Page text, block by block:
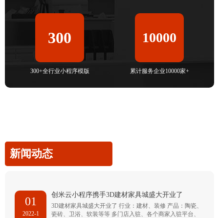
300
300+全行业小程序模版
10000
累计服务企业10000家+
新闻动态
01
2022-1
创米云小程序携手3D建材家具城盛大开业了
3D建材家具城盛大开业了 行业：建材、装修 产品：陶瓷、
瓷砖、卫浴、软装等等 多门店入驻、各个商家入驻平台、